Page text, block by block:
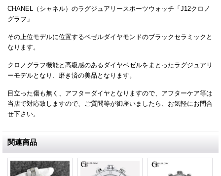
CHANEL（シャネル）のラグジュアリースポーツウォッチ「J12クロノ
グラフ」
その上位モデルに位置するベゼルダイヤモンドのブラックセラミックと
なります。
クロノグラフ機能と高級感のあるダイヤベゼルをまとったラグジュアリ
ーモデルとなり、磨き済の美品となります。
目立った傷も無く、アフターダイヤとなりますので、アフターケア等は
当店で対応致しますので、ご質問等が御座いましたら、お気軽にお問合
せ下さい。
関連商品